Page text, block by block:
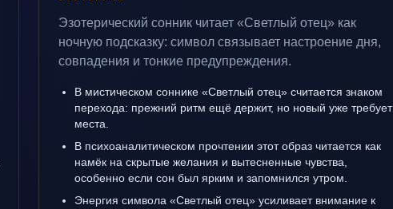
Эзотерический сонник читает «Светлый отец» как
ночную подсказку: символ связывает настроение дня,
совпадения и тонкие предупреждения.
В мистическом соннике «Светлый отец» считается знаком
перехода: прежний ритм ещё держит, но новый уже требует
места.
В психоаналитическом прочтении этот образ читается как
намёк на скрытые желания и вытесненные чувства,
особенно если сон был ярким и запомнился утром.
Энергия символа «Светлый отец» усиливает внимание к